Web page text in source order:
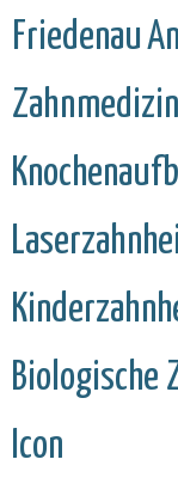
Friedenau
Zahnmedizin
Biologische
Icon